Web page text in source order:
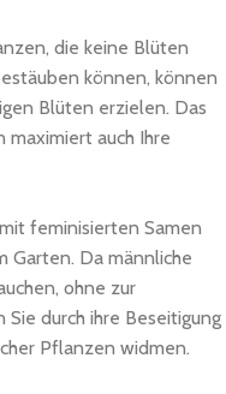
die keine Blüten
können, können
Blüten erzielen. Das
maximiert auch Ihre
feminisierten Samen
Garten. Da männliche
ohne zur
durch ihre Beseitigung
Pflanzen widmen.